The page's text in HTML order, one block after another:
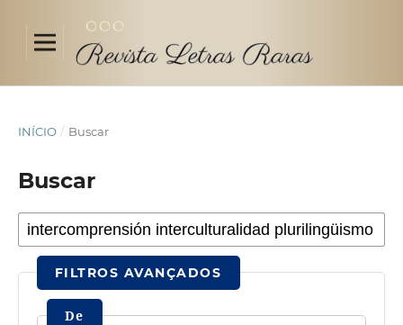
INÍCIO / Buscar
Buscar
FILTROS AVANÇADOS
De